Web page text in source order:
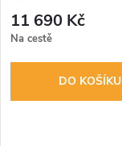
11 690 Kč
Na cestě
DO KOŠÍKU